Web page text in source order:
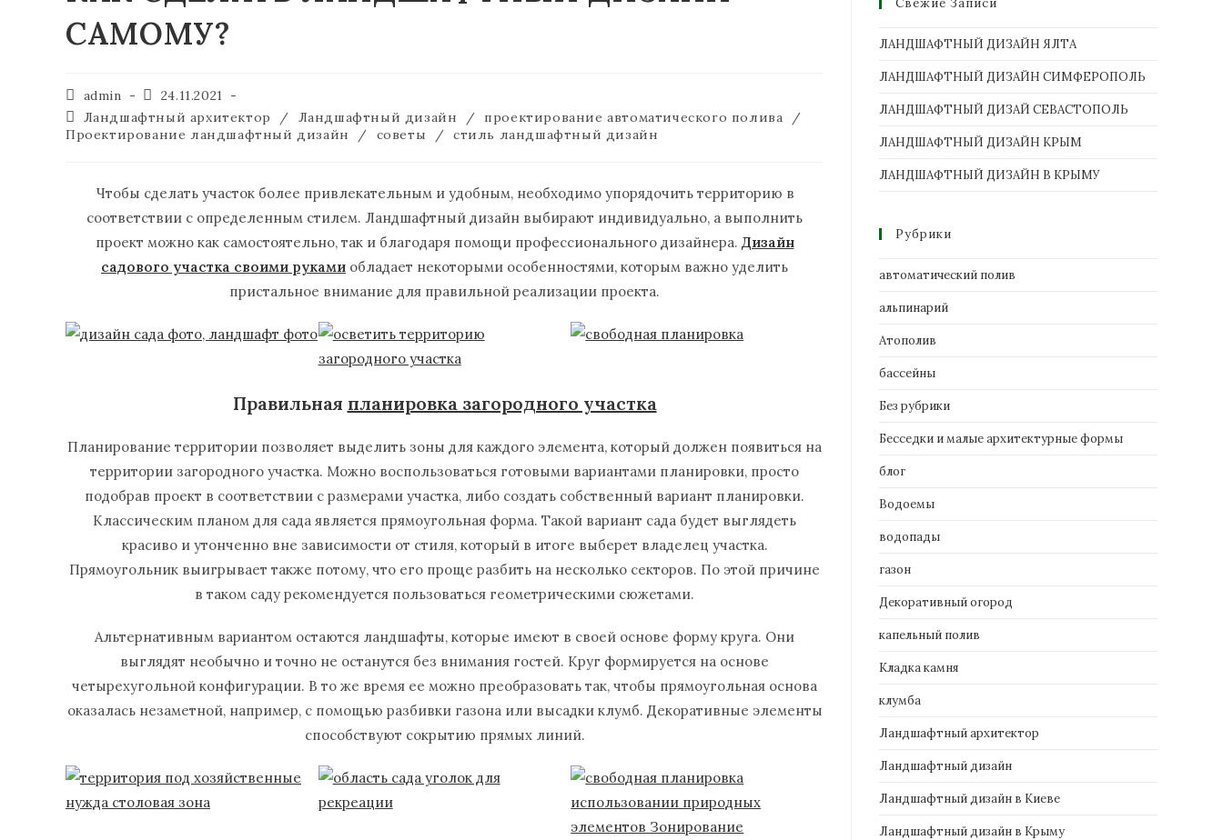
САМОМУ?
admin
24.11.2021
Ландшафтный архитектор
/ Ландшафтный дизайн / проектирование автоматического полива
/
Проектирование ландшафтный дизайн
/ советы / стиль ландшафтный дизайн
Чтобы сделать участок более привлекательным и удобным, необходимо упорядочить территорию в
соответствии с определенным стилем. Ландшафтный дизайн выбирают индивидуально, а выполнить
проект можно как самостоятельно, так и благодаря помощи профессионального дизайнера. Дизайн
садового участка своими руками обладает некоторыми особенностями, которым важно уделить
пристальное внимание для правильной реализации проекта.
Правильная планировка загородного участка
Планирование территории позволяет выделить зоны для каждого элемента, который должен появиться на
территории загородного участка. Можно воспользоваться готовыми вариантами планировки, просто
подобрав проект в соответствии с размерами участка, либо создать собственный вариант планировки.
Классическим планом для сада является прямоугольная форма. Такой вариант сада будет выглядеть
красиво и утонченно вне зависимости от стиля, который в итоге выберет владелец участка.
Прямоугольник выигрывает также потому, что его проще разбить на несколько секторов. По этой причине
в таком саду рекомендуется пользоваться геометрическими сюжетами.
Альтернативным вариантом остаются ландшафты, которые имеют в своей основе форму круга. Они
выглядят необычно и точно не останутся без внимания гостей. Круг формируется на основе
четырехугольной конфигурации. В то же время ее можно преобразовать так, чтобы прямоугольная основа
оказалась незаметной, например, с помощью разбивки газона или высадки клумб. Декоративные элементы
способствуют сокрытию прямых линий.
Свежие Записи
ЛАНДШАФТНЫЙ ДИЗАЙН ЯЛТА
ЛАНДШАФТНЫЙ ДИЗАЙН СИМФЕРОПОЛЬ
ЛАНДШАФТНЫЙ ДИЗАЙ СЕВАСТОПОЛЬ
ЛАНДШАФТНЫЙ ДИЗАЙН КРЫМ
ЛАНДШАФТНЫЙ ДИЗАЙН В КРЫМУ
Рубрики
автоматический полив
альпинарий
Атополив
бассейны
Без рубрики
Бесседки и малые архитектурные формы
блог
Водоемы
водопады
газон
Декоративный огород
капельный полив
Кладка камня
клумба
Ландшафтный архитектор
Ландшафтный дизайн
Ландшафтный дизайн в Киеве
Ландшафтный дизайн в Крыму